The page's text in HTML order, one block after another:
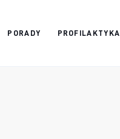
PORADY PROFILAKTYKA